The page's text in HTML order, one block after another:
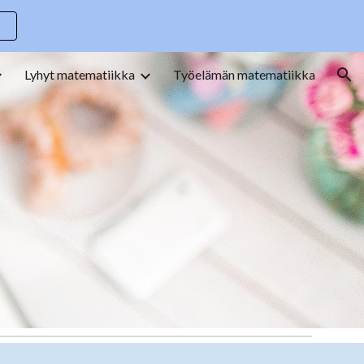
Lyhyt matematiikka Työelämän matematiikka